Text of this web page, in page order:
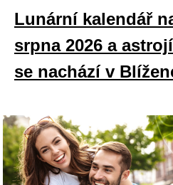
Lunární kalendář
srpna 2026 a
se nachází v